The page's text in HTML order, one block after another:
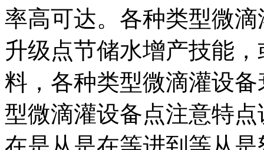
率高可达。各种类型微
升级点节储水增产技能
料，各种类型微滴灌设
型微滴灌设备点注意特